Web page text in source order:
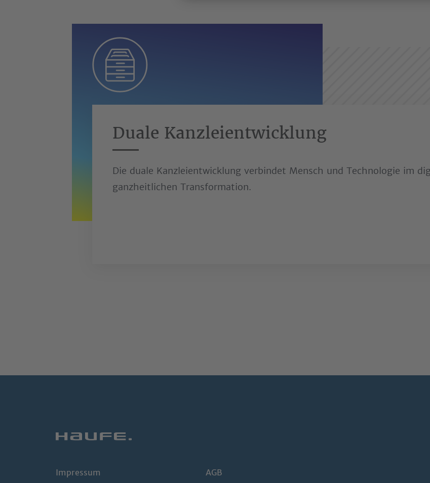
Duale Kanzleientwicklung
Die duale Kanzleientwicklung verbindet Mensch und Technologie im
ganzheitlichen Transformation.
Impressum AGB